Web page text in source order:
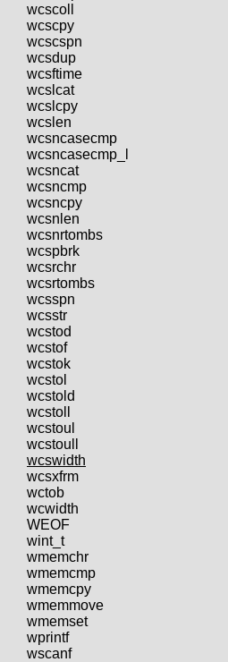
wcscoll
wcscpy
wcscspn
wcsdup
wcsftime
wcslcat
wcslcpy
wcslen
wcsncasecmp
wcsncasecmp_l
wcsncat
wcsncmp
wcsncpy
wcsnlen
wcsnrtombs
wcspbrk
wcsrchr
wcsrtombs
wcsspn
wcsstr
wcstod
wcstof
wcstok
wcstol
wcstold
wcstoll
wcstoul
wcstoull
wcswidth
wcsxfrm
wctob
wcwidth
WEOF
wint_t
wmemchr
wmemcmp
wmemcpy
wmemmove
wmemset
wprintf
wscanf